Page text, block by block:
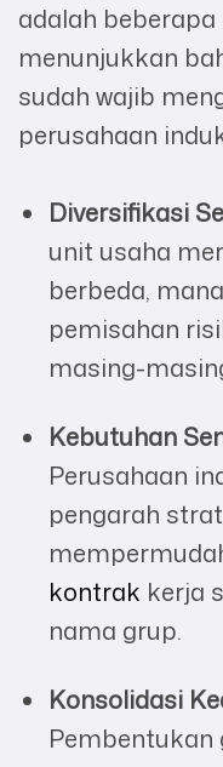
adalah
menunjukkan
sudah wajib
perusahaan
Diversifikasi
unit usaha
berbeda,
pemisahan
masing-
Kebutuhan
Perusahaan
pengarah
kontrak kerja
nama grup.
Konsolidasi